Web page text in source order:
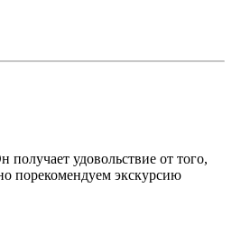
удовольствие от того,
порекомендуем экскурсию